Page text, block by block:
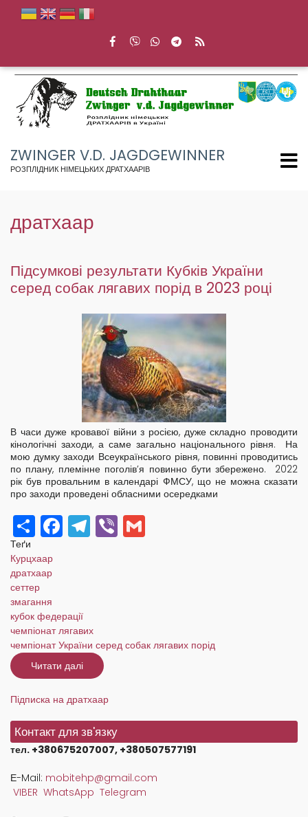
Перейти
ZWINGER V.D. JAGDGEWINNER
РОЗПЛІДНИК НІМЕЦЬКИХ ДРАТХААРІВ
дратхаар
Підсумкові результати Кубків України
серед собак лягавих порід в 2023 році
В часи дуже кровавої війни з росією, дуже складно проводити
кінологічні заходи, а саме загально національного рівня. На
мою думку заходи Всеукраїнського рівня, повинні проводитись
по плану, племінне поголів’я повинно бути збережено. 2022
рік був провальним в календарі ФМСУ, що не можна сказати
про заходи проведені обласними осередками
Share
Facebook
Telegram
Viber
Теґи
Курцхаар
дратхаар
сеттер
змагання
кубок федерації
чемпіонат лягавих
чемпіонат України серед собак лягавих порід
Читати далі
Підсумкові
України
собак
лягавих
порід
в
Підписка на дратхаар
Контакт для зв'язку
тел. +380675207007, +380507577191
Е-Mail: mobitehp@gmail.com
VIBER WhatsApp Telegram